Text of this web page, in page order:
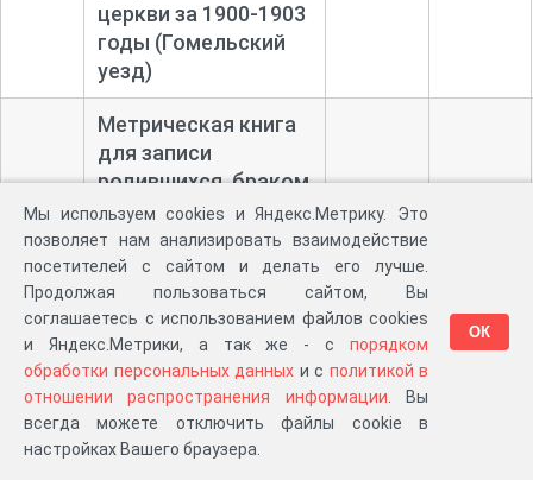
церкви за 1900-1903
годы (Гомельский
уезд)
49
Метрическая книга
для записи
родившихся, браком
сочетавшихся и
умерших Глыбоцкой
церкви за 1880- 1888
годы (Гомельский
уезд)
1880 -
1888
Метрическая книга
для записи
родившихся, браком
сочетавшихся и
Мы используем cookies и Яндекс.Метрику. Это
позволяет нам анализировать взаимодействие
посетителей с сайтом и делать его лучше.
Продолжая пользоваться сайтом, Вы
соглашаетесь с использованием файлов cookies
и Яндекс.Метрики, а так же - с порядком
обработки персональных данных и с политикой в
отношении распространения информации . Вы
всегда можете отключить файлы cookie в
настройках Вашего браузера.
ОК